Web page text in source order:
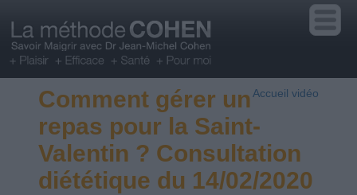
Accueil vidéo
Comment gérer un
repas pour la Saint-
Valentin ? Consultation
diététique du 14/02/2020